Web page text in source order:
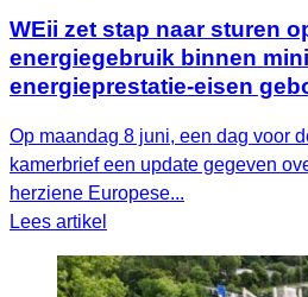
WEii zet stap naar sturen
energiegebruik binnen
energieprestatie-eisen
Op maandag 8 juni, een dag voor
kamerbrief een update gegeven
herziene Europese...
Lees artikel